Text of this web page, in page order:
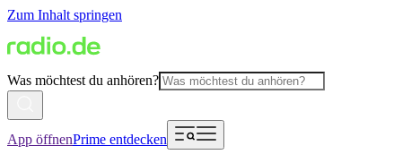
Zum Inhalt springen
Was möchtest du anhören?
App öffnenPrime entdecken